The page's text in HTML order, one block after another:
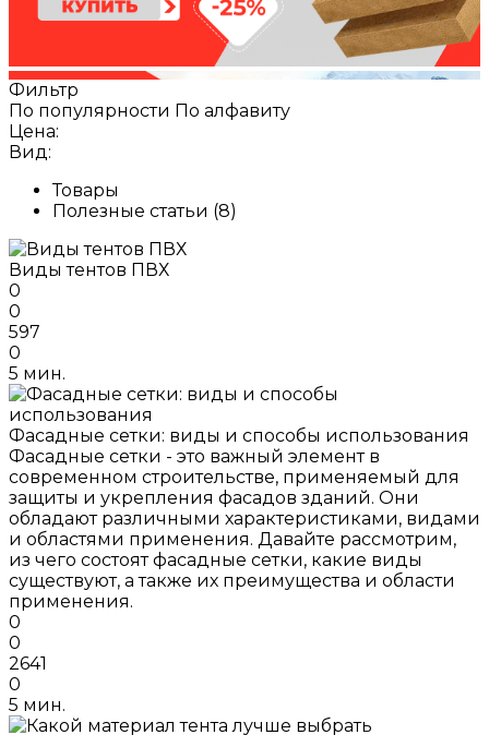
Фильтр
По популярности По алфавиту
Цена:
Вид:
Товары
Полезные статьи (8)
Виды тентов ПВХ
0
0
597
0
5 мин.
Фасадные сетки: виды и способы использования
Фасадные сетки - это важный элемент в
современном строительстве, применяемый для
защиты и укрепления фасадов зданий. Они
обладают различными характеристиками, видами
и областями применения. Давайте рассмотрим,
из чего состоят фасадные сетки, какие виды
существуют, а также их преимущества и области
применения.
0
0
2641
0
5 мин.